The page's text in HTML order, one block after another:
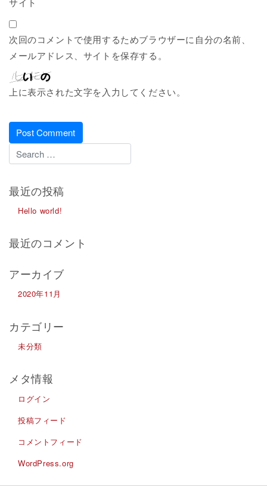
次回のコメントで使用するためブラウザーに自分の名前、
メールアドレス、サイトを保存する。
上に表示された文字を入力してください。
最近の投稿
Hello world!
最近のコメント
アーカイブ
2020年11月
カテゴリー
未分類
メタ情報
ログイン
投稿フィード
コメントフィード
WordPress.org